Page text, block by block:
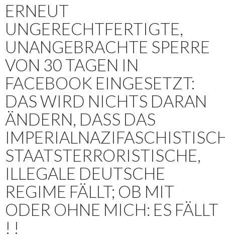
ERNEUT
UNGERECHTFERTIGTE,
UNANGEBRACHTE SPERRE
VON 30 TAGEN IN
FACEBOOK EINGESETZT:
DAS WIRD NICHTS DARAN
ÄNDERN, DASS DAS
STAATSTERRORISTISCHE,
ILLEGALE DEUTSCHE
REGIME FÄLLT; OB MIT
ODER OHNE MICH: ES FÄLLT
! !